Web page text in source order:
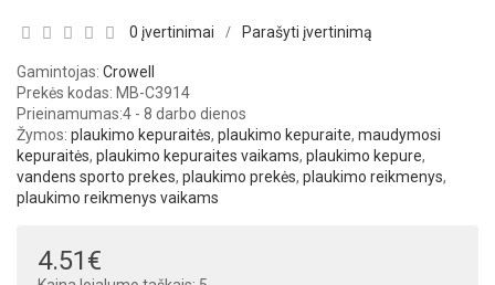
0 įvertinimai / Parašyti įvertinimą
Gamintojas: Crowell
Prekės kodas: MB-C3914
Prieinamumas:4 - 8 darbo dienos
Žymos: plaukimo kepuraitės, plaukimo kepuraite, maudymosi
kepuraitės, plaukimo kepuraites vaikams, plaukimo kepure,
vandens sporto prekes, plaukimo prekės, plaukimo reikmenys,
plaukimo reikmenys vaikams
4.51€